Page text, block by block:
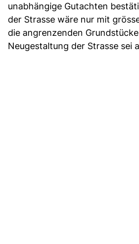
unabhängige Gutachten
der Strasse wäre nur mit
die angrenzenden
Neugestaltung der Strasse sei